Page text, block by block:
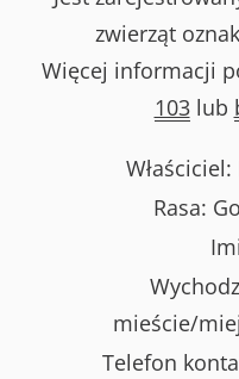
zwierząt
Więcej informacji
103lub
Rasa:
mieście/
Telefon